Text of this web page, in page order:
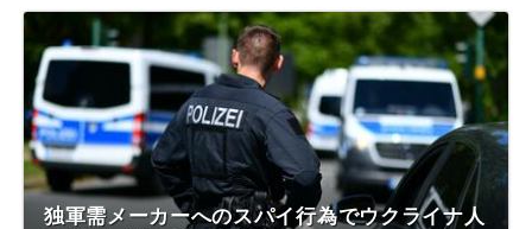
独軍需メーカーへのスパイ行為でウクライナ人